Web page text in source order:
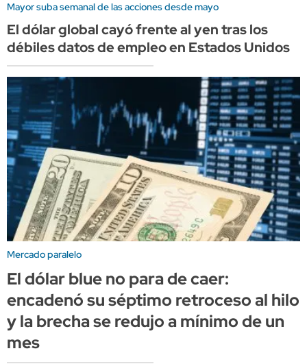
Mayor suba semanal de las acciones desde mayo
El dólar global cayó frente al yen tras los
débiles datos de empleo en Estados Unidos
Mercado paralelo
El dólar blue no para de caer:
encadenó su séptimo retroceso al hilo
y la brecha se redujo a mínimo de un
mes